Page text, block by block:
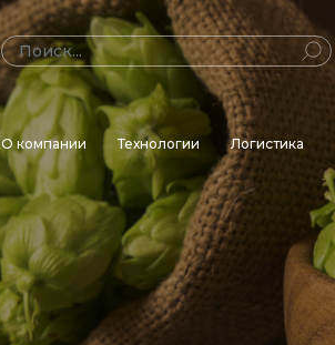
О компании Технологии Логистика